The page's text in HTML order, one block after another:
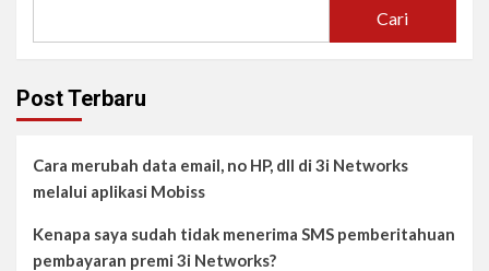
Cari
Post Terbaru
Cara merubah data email, no HP, dll di 3i Networks
melalui aplikasi Mobiss
Kenapa saya sudah tidak menerima SMS pemberitahuan
pembayaran premi 3i Networks?